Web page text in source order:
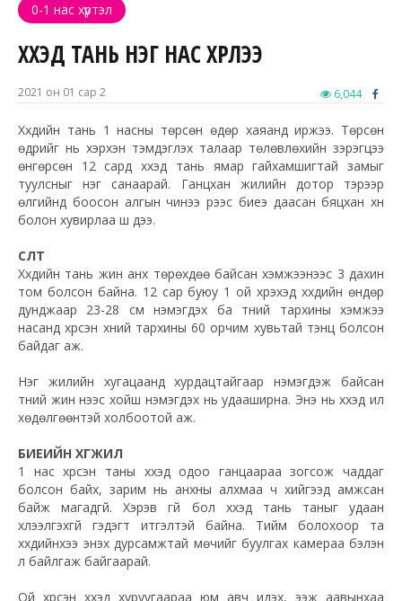
0-1 нас хүртэл
ХҮҮХЭД ТАНЬ НЭГ НАС ХҮРЛЭЭ
2021 он 01 сар 2 6,044
Хүүхдийн тань 1 насны төрсөн өдөр хаяанд иржээ. Төрсөн
өдрийг нь хэрхэн тэмдэглэх талаар төлөвлөхийн зэрэгцээ
өнгөрсөн 12 сард хүүхэд тань ямар гайхамшигтай замыг
туулсныг нэг санаарай. Ганцхан жилийн дотор тэрээр
өлгийнд боосон алгын чинээ үрээс биеэ даасан бяцхан хүн
болон хувирлаа шүү дээ.
ӨСӨЛТ
Хүүхдийн тань жин анх төрөхдөө байсан хэмжээнээс 3 дахин
том болсон байна. 12 сар буюу 1 ой хүрэхэд хүүхдийн өндөр
дунджаар 23-28 см нэмэгдэх ба түүний тархины хэмжээ
насанд хүрсэн хүний тархины 60 орчим хувьтай тэнцүү болсон
байдаг аж.
Нэг жилийн хугацаанд хурдацтайгаар нэмэгдэж байсан
түүний жин үүнээс хойш нэмэгдэх нь удааширна. Энэ нь хүүхэд илүү
хөдөлгөөнтэй холбоотой аж.
БИЕИЙН ХӨГЖИЛ
1 нас хүрсэн таны хүүхэд одоо ганцаараа зогсож чаддаг
болсон байх, зарим нь анхны алхмаа ч хийгээд амжсан
байж магадгүй. Хэрэв үгүй бол хүүхэд тань таныг удаан
хүлээлгэхгүй гэдэгт итгэлтэй байна. Тийм болохоор та
хүүхдийнхээ энэхүү дурсамжтай мөчийг буулгах камераа бэлэн
л байлгаж байгаарай.
Ой хүрсэн хүүхэд хуруугаараа юм авч идэх, ээж аавынхаа